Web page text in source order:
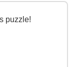
puzzle!